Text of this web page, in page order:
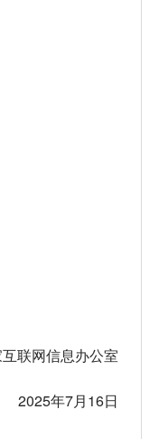
联网信息办公室
2025年7月16日